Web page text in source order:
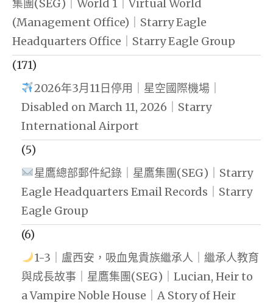
集團(SEG)｜World 1｜Virtual World
(Management Office)｜Starry Eagle
Headquarters Office｜Starry Eagle Group
(171)
2026年3月11日停用｜星空國際機場｜
Disabled on March 11, 2026｜Starry
International Airport
(5)
星鷹總部郵件紀錄｜星鷹集團(SEG)｜Starry
Eagle Headquarters Email Records｜Starry
Eagle Group
(6)
1-3｜盧西安，吸血鬼貴族繼承人｜繼承人教育
與成長故事｜星鷹集團(SEG)｜Lucian, Heir to
a Vampire Noble House｜A Story of Heir